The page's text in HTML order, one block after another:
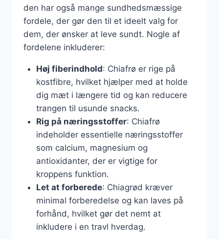
den har også mange sundhedsmæssige
fordele, der gør den til et ideelt valg for
dem, der ønsker at leve sundt. Nogle af
fordelene inkluderer:
Høj fiberindhold: Chiafrø er rige på
kostfibre, hvilket hjælper med at holde
dig mæt i længere tid og kan reducere
trangen til usunde snacks.
Rig på næringsstoffer: Chiafrø
indeholder essentielle næringsstoffer
som calcium, magnesium og
antioxidanter, der er vigtige for
kroppens funktion.
Let at forberede: Chiagrød kræver
minimal forberedelse og kan laves på
forhånd, hvilket gør det nemt at
inkludere i en travl hverdag.